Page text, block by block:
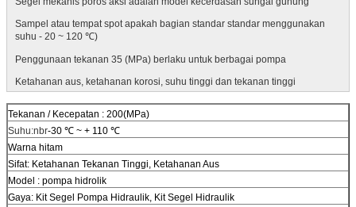
Sampel atau tempat spot apakah bagian standar standar menggunakan
suhu - 20 ~ 120 ℃)
Penggunaan tekanan 35 (MPa) berlaku untuk berbagai pompa
Ketahanan aus, ketahanan korosi, suhu tinggi dan tekanan tinggi
Tekanan / Kecepatan : 200(MPa)
Suhu:nbr-30 ℃ ~ + 110 ℃
Warna hitam
Sifat: Ketahanan Tekanan Tinggi, Ketahanan Aus
Model : pompa hidrolik
Gaya: Kit Segel Pompa Hidraulik, Kit Segel Hidraulik